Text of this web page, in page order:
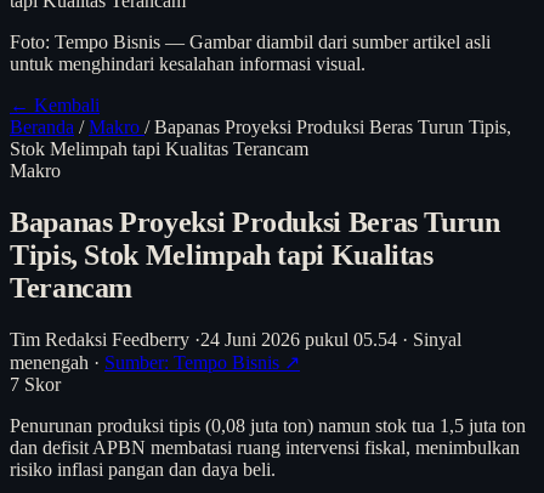
Foto: Tempo Bisnis — Gambar diambil dari sumber artikel asli
untuk menghindari kesalahan informasi visual.
← Kembali
Beranda / Makro / Bapanas Proyeksi Produksi Beras Turun Tipis,
Stok Melimpah tapi Kualitas Terancam
Makro
Bapanas Proyeksi Produksi Beras Turun
Tipis, Stok Melimpah tapi Kualitas
Terancam
Tim Redaksi Feedberry ·24 Juni 2026 pukul 05.54 · Sinyal
menengah · Sumber: Tempo Bisnis ↗
7 Skor
Penurunan produksi tipis (0,08 juta ton) namun stok tua 1,5 juta ton
dan defisit APBN membatasi ruang intervensi fiskal, menimbulkan
risiko inflasi pangan dan daya beli.